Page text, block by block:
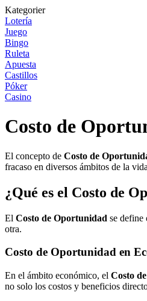
Kategorier
Lotería
Juego
Bingo
Ruleta
Apuesta
Castillos
Póker
Casino
Costo de
El concepto de Costo de
fracaso en diversos ámbitos de la
¿Qué es el Costo de
El Costo de Oportunidad se define
otra.
Costo de Oportunidad en
En el ámbito económico, el Costo
no solo los costos y beneficios